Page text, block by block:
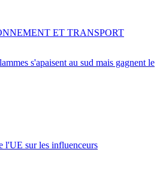
s'apaisent au sud mais gagnent le
ET TRANSPORT
l'UE sur les influenceurs